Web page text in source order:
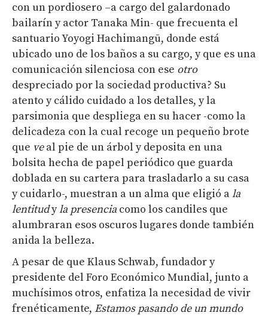
con un pordiosero –a cargo del galardonado
bailarín y actor Tanaka Min- que frecuenta el
santuario Yoyogi Hachimangū, donde está
ubicado uno de los baños a su cargo, y que es una
comunicación silenciosa con ese otro
despreciado por la sociedad productiva? Su
atento y cálido cuidado a los detalles, y la
parsimonia que despliega en su hacer -como la
delicadeza con la cual recoge un pequeño brote
que veal pie de un árbol y deposita en una
bolsita hecha de papel periódico que guarda
doblada en su cartera para trasladarlo a su casa
y cuidarlo-, muestran a un alma que eligió ala
lentitudyla presencia como los candiles que
alumbraran esos oscuros lugares donde también
anida la belleza.
A pesar de que Klaus Schwab, fundador y
presidente del Foro Económico Mundial, junto a
muchísimos otros, enfatiza la necesidad de vivir
frenéticamente, Estamos pasando de un mundo